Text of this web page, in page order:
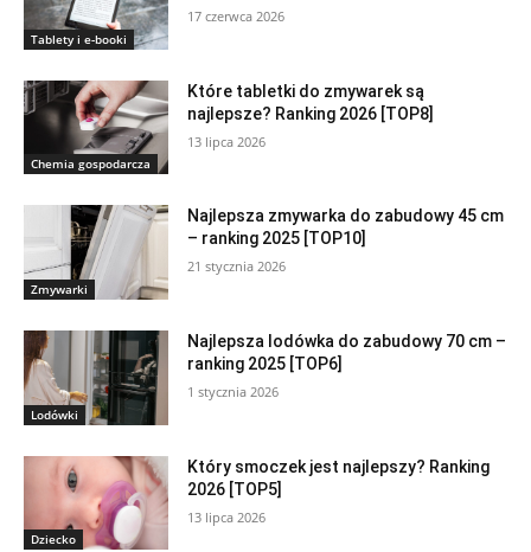
Tablety i e-booki
17 czerwca 2026
Chemia gospodarcza
Które tabletki do zmywarek są
najlepsze? Ranking 2026 [TOP8]
13 lipca 2026
Zmywarki
Najlepsza zmywarka do zabudowy 45 cm
– ranking 2025 [TOP10]
21 stycznia 2026
Lodówki
Najlepsza lodówka do zabudowy 70 cm –
ranking 2025 [TOP6]
1 stycznia 2026
Dziecko
Który smoczek jest najlepszy? Ranking
2026 [TOP5]
13 lipca 2026